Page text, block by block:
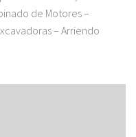
de Motores –
– Arriendo